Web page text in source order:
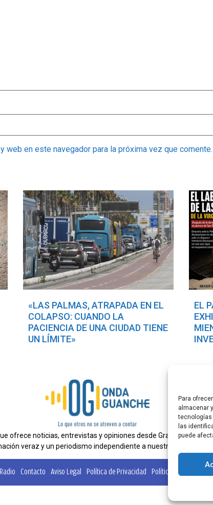
Para
almacenar
tecnologías
las
puede
web en este navegador para la próxima vez que comente.
«LAS PALMAS, ATRAPADA EN EL
COLAPSO: CUANDO LA
PACIENCIA DE UNA CIUDAD TIENE
UN LÍMITE»
EL
ofrece noticias, entrevistas y opiniones desde Gran Canaria.
veraz y un periodismo independiente a nuestra audiencia.
Radio Contacto Aviso Legal Política de Privacidad Política de cookies